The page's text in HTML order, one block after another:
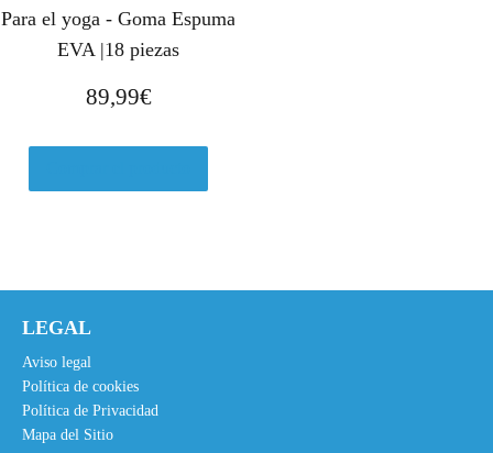
Para el yoga - Goma Espuma
EVA |18 piezas
89,99€
LEGAL
Aviso legal
Política de cookies
Política de Privacidad
Mapa del Sitio